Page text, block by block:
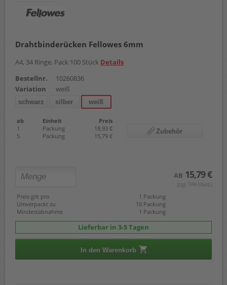
Drahtbinderücken Fellowes 6mm
A4, 34 Ringe, Pack 100 Stück Details
Bestellnr.
10260836
Variation
weiß
schwarz silber weiß
ab Einheit
Preis
1
Packung
18,93 €
5
Packung 15,79 €
Zubehör
AB 15,79 €
(zzgl. 19% Mwst.)
Preis gilt pro
1 Packung
Umverpackt zu
10 Packung
Mindestabnahme
1 Packung
Lieferbar in 3-5 Tagen
In den Warenkorb